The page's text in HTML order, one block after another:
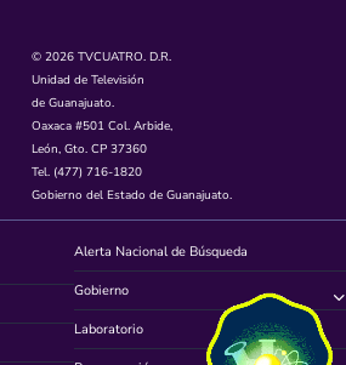
© 2026 TVCUATRO. D.R.
Unidad de Televisión
de Guanajuato.
Oaxaca #501 Col. Arbide,
León, Gto. CP 37360
Tel. (477) 716-1820
Gobierno del Estado de Guanajuato.
Alerta Nacional de Búsqueda
Gobierno
Laboratorio